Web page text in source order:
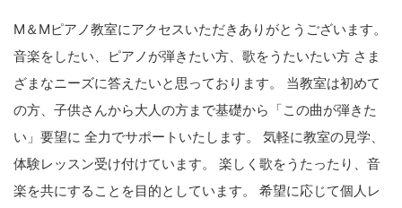
M＆Mピアノ教室にアクセスいただきありがとうございます。
音楽をしたい、ピアノが弾きたい方、歌をうたいたい方 さま
ざまなニーズに答えたいと思っております。 当教室は初めて
の方、子供さんから大人の方まで基礎から「この曲が弾きた
い」要望に 全力でサポートいたします。 気軽に教室の見学、
体験レッスン受け付けています。 楽しく歌をうたったり、音
楽を共にすることを目的としています。 希望に応じて個人レ